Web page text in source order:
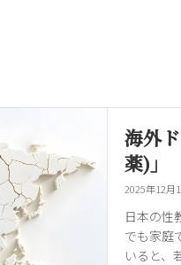
海外
薬)」
2025年12月
日本の性
でも家庭
いると、